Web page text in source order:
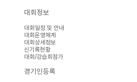
대회정보
대회일정 및 안내
대회운영체계
대회상세정보
신기록현황
대회/강습회참가
경기인등록